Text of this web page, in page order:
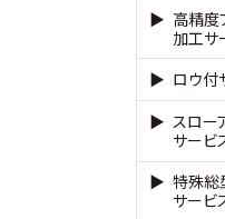
高精度
加工サ
ロウ付
スロー
サービ
特殊総
サービ